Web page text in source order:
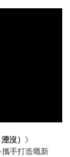
沒） 》
手打造嘅新